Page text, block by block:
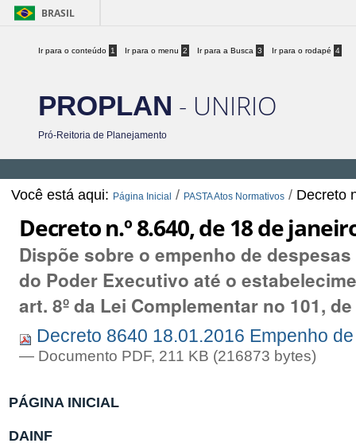
BRASIL
Ir para o conteúdo 1 Ir para o menu 2 Ir para a Busca 3 Ir para o rodapé 4
PROPLAN - UNIRIO
Pró-Reitoria de Planejamento
Você está aqui: Página Inicial / PASTA Atos Normativos / Decreto
Decreto n.º 8.640, de 18 de
Dispõe sobre o empenho de
do Poder Executivo até o
art. 8º da Lei Complementar no 101,
Decreto 8640 18.01.2016 Empenho
— Documento PDF, 211 KB (216873 bytes)
PÁGINA INICIAL
DAINF